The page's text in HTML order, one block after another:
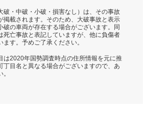
破・中破・小破・損害なし）は、その事故
掲載されます。そのため、大破事故と表示
破の車両が存在する場合がございます。同
死亡事故と表記していますが、他に負傷者
す。予めご了承ください。
は2020年国勢調査時点の住所情報を元に推
丁目名と異なる場合がございますので、あ